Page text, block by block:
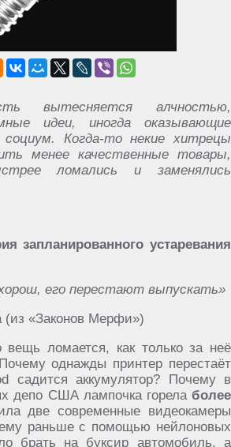
вытесняется алчностью,
идеи, иногда оказывающие
Когда-то некие хитрецы
менее качественные товары,
ломались и заменялись
запланированного устаревания
его перестают выпускать»
(из «Законов Мерфи»)
вещь ломается, как только за неё
однажды принтер перестаёт
садится аккумулятор? Почему в
депо США лампочка горела более
две современные видеокамеры
раньше с помощью нейлоновых
брать на буксир автомобиль, а